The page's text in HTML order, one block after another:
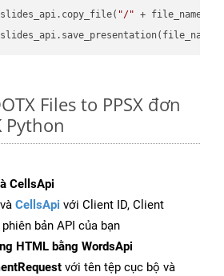
"/" + file_name,
Files to PPSX đơn
Python
CellsApi
và CellsApi với Client ID, Client
bản API của bạn
HTML bằng WordsApi
với tên tệp cục bộ và